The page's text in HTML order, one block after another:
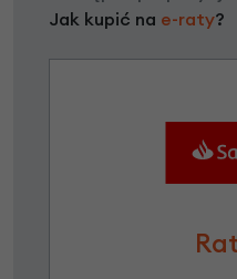
Jak kupić na e-raty?